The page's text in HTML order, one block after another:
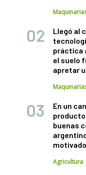
Llegó al
práctica
el suelo
apretar
En un
buenas
Agricultura